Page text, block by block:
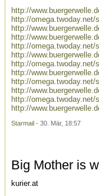
http://
http://omega.twoday.net/
http://
http://
http://omega.twoday.net/
http://
http://omega.twoday.net/
http://
http://omega.twoday.net/
http://
http://omega.twoday.net/
http://
Starmail - 30. Mär, 18:57
Big Mother is
kurier.at